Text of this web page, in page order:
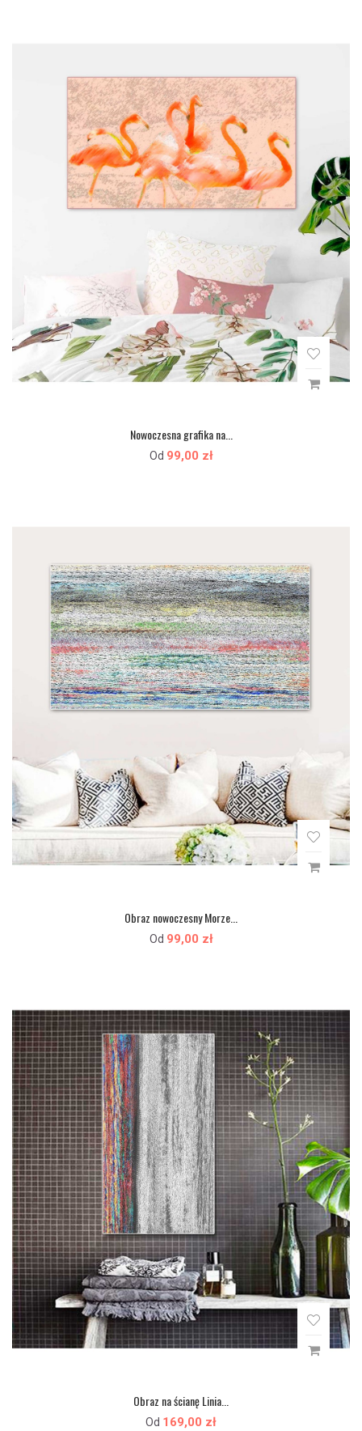
Nowoczesna grafika na...
Od 99,00 zł
Obraz nowoczesny Morze...
Od 99,00 zł
Obraz na ścianę Linia...
Od 169,00 zł